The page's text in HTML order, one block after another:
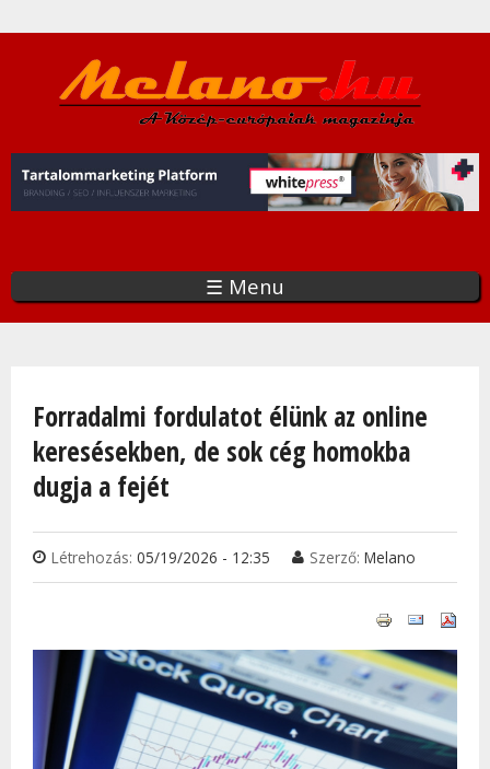
a
tartalomra
☰ Menu
Forradalmi fordulatot élünk az online
keresésekben, de sok cég homokba
dugja a fejét
Létrehozás: 05/19/2026 - 12:35 Szerző: Melano